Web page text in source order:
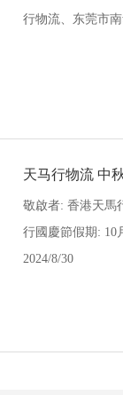
行物流、东莞市
天马行物流 中
敬啟者: 香港天馬
行國慶節假期: 10
2024/8/30